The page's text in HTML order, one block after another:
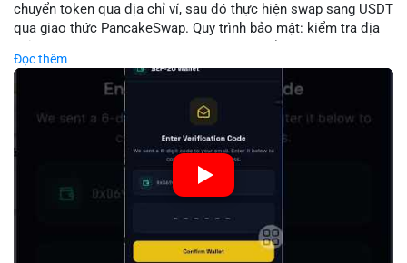
chuyển token qua địa chỉ ví, sau đó thực hiện swap sang USDT
qua giao thức PancakeSwap. Quy trình bảo mật: kiểm tra địa
điểm phù hợp. Khi hoàn thành, USDT lưu trữ an toàn trong ví
BSC, có thể chuyển sang các nền tảng khác hoặc bán. Hướng
dẫn chi tiết giúp người mới tránh sai lầm và tối ưu chi phí.
🎥 Xem video trực tiếp tại:
Đọc thêm